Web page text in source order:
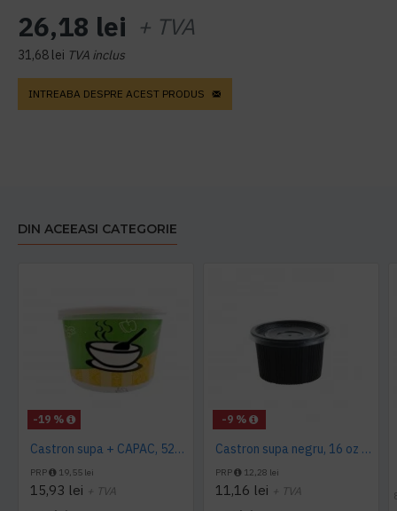
26,18 lei + TVA
31,68 lei TVA inclus
INTREABA DESPRE ACEST PRODUS
DIN ACEEASI CATEGORIE
-19 %
Castron supa + CAPAC, 520 gr, 25 buc/set
PRP 19,55 lei
15,93 lei + TVA
-9 %
Castron supa negru, 16 oz + Capac BOL transparent, 25 buc/set
PRP 12,28 lei
11,16 lei + TVA